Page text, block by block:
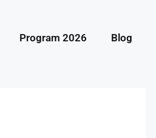
Program 2026 Blog